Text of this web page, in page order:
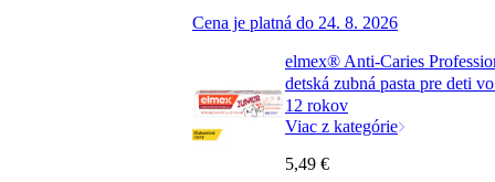
Cena je platná do 24. 8. 2026
elmex® Anti-Caries
detská zubná pasta pre deti
12 rokov
Viac z kategórie
5,49 €